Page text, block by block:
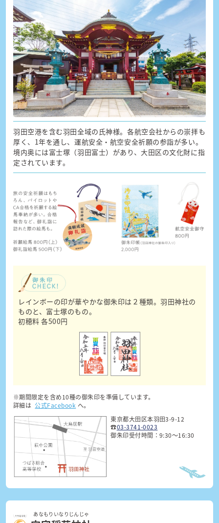
羽田空港を含む羽田全域の氏神様。各航空会社からの崇拝も
厚く、1年を通し、運航安全・航空安全祈願の参詣が多い。
境内奥には富士塚（羽田富士）があり、大田区の文化財に指
定されています。
レインボーの印が華やかな御朱印は２種類。羽田神社の
ものと、富士塚のもの。
初穂料 各500円
※期間限定を含め10種の御朱印を準備しています。
詳細は 公式Facebook へ。
東京都大田区本羽田3-9-12
☎03-3741-0023
御朱印受付時間：9:30～16:30
あなもりいなりじんじゃ